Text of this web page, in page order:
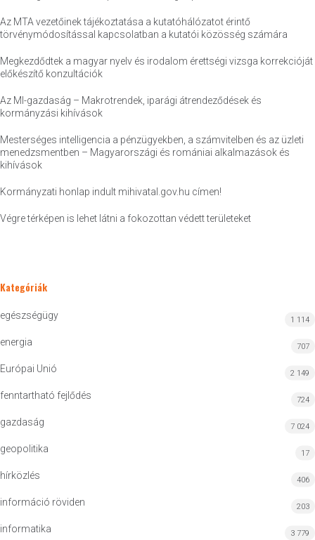
Az MTA vezetőinek tájékoztatása a kutatóhálózatot érintő
törvénymódosítással kapcsolatban a kutatói közösség számára
Megkezdődtek a magyar nyelv és irodalom érettségi vizsga korrekcióját
előkészítő konzultációk
Az MI-gazdaság – Makrotrendek, iparági átrendeződések és
kormányzási kihívások
Mesterséges intelligencia a pénzügyekben, a számvitelben és az üzleti
menedzsmentben – Magyarországi és romániai alkalmazások és
kihívások
Kormányzati honlap indult mihivatal.gov.hu címen!
Végre térképen is lehet látni a fokozottan védett területeket
Kategóriák
egészségügy 1 114
energia 707
Európai Unió 2 149
fenntartható fejlődés 724
gazdaság 7 024
geopolitika 17
hírközlés 406
információ röviden 203
informatika 3 779